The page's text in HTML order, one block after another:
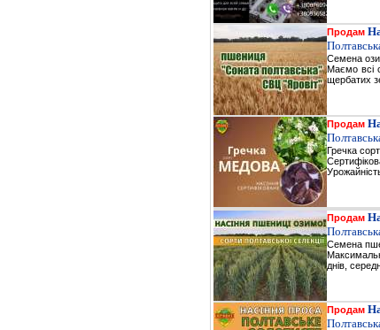
Продам
Семена
Маємо всі
щербатих
Продам
Гречка
Продам
Семена
днів,
Продам